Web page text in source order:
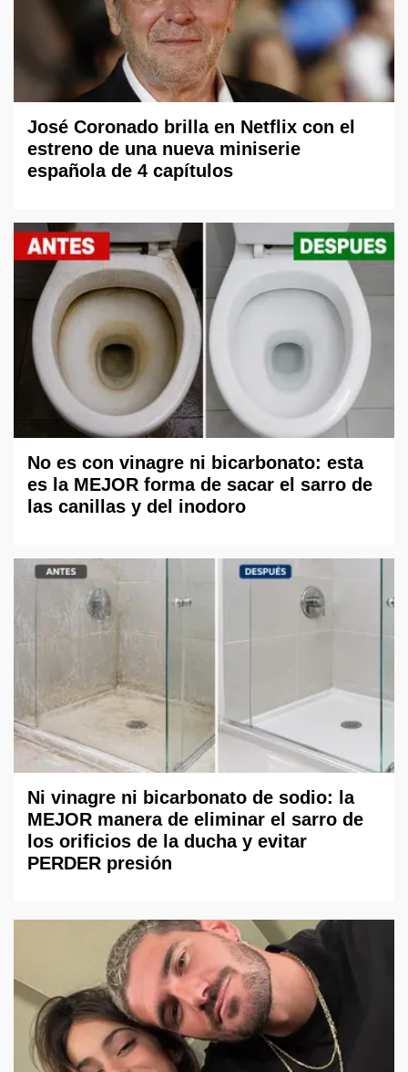
José Coronado brilla en Netflix con el
estreno de una nueva miniserie
española de 4 capítulos
No es con vinagre ni bicarbonato: esta
es la MEJOR forma de sacar el sarro de
las canillas y del inodoro
Ni vinagre ni bicarbonato de sodio: la
MEJOR manera de eliminar el sarro de
los orificios de la ducha y evitar
PERDER presión